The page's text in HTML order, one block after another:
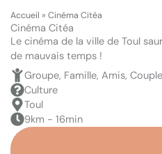
Accueil » Cinéma Citéa
Cinéma Citéa
Le cinéma de la ville de Toul
de mauvais temps !
Groupe, Famille, Amis,
Culture
Toul
9km - 16min